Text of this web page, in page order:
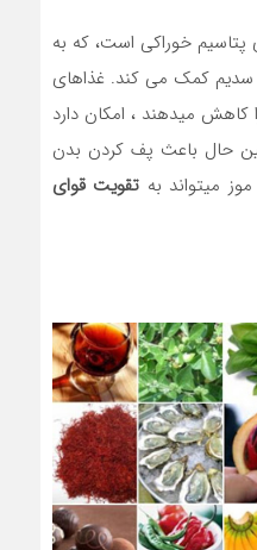
پتاسیم خوراکی است، که به
سدیم کمک می کند. غذاهای
کاهش میدهند ، امکان دارد
حال باعث پف کردن بدن
میتواند به تقویت قوای